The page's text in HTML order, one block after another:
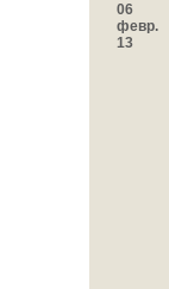
06
февр.
13